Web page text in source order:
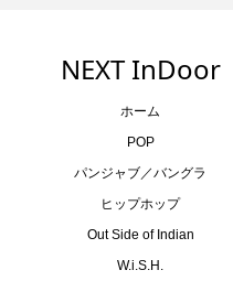
NEXT InDoor
ホーム
POP
パンジャブ／バングラ
ヒップホップ
Out Side of Indian
W.i.S.H.